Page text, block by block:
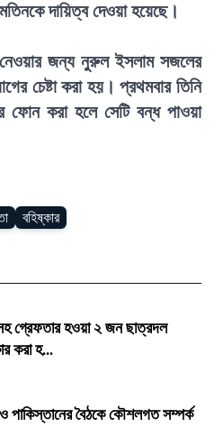
দায়িত্ব দেওয়া হয়েছে।
জন্য নুরুল ইসলাম সজলের
চেষ্টা করা হয়। প্রথমবার তিনি
করা হলে সেটি বন্ধ পাওয়া
বহিষ্কার
গ্রেফতার হওয়া ২ জন ছাত্রদল
করা হ...
ও পাকিস্তানের বৈঠকে কৌশলগত সম্পর্ক